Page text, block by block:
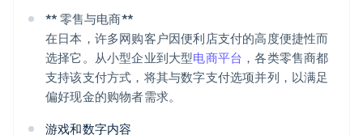
** 零售与电商**
在日本，许多网购客户因便利店支付的高度便捷性而
选择它。从小型企业到大型电商平台 ，各类零售商都
支持该支付方式，将其与数字支付选项并列，以满足
偏好现金的购物者需求。
游戏和数字内容